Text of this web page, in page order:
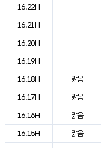
16.22H
16.21H
16.20H
16.19H
16.18H
맑음
16.17H
맑음
16.16H
맑음
16.15H
맑음